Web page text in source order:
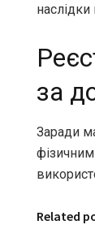
наслідки
за
Заради
Related